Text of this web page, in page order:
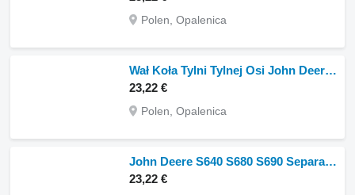
Polen, Opalenica
Wał Koła Tylni Tylnej Osi John Deere 6195R Bakaxel Hjulaxel R293693 till John Deere 6195R hjultraktor
23,22 €
Polen, Opalenica
John Deere S640 S680 S690 Separator Indirekt drivning AH160284 H222336 H15078 till John Deere
23,22 €